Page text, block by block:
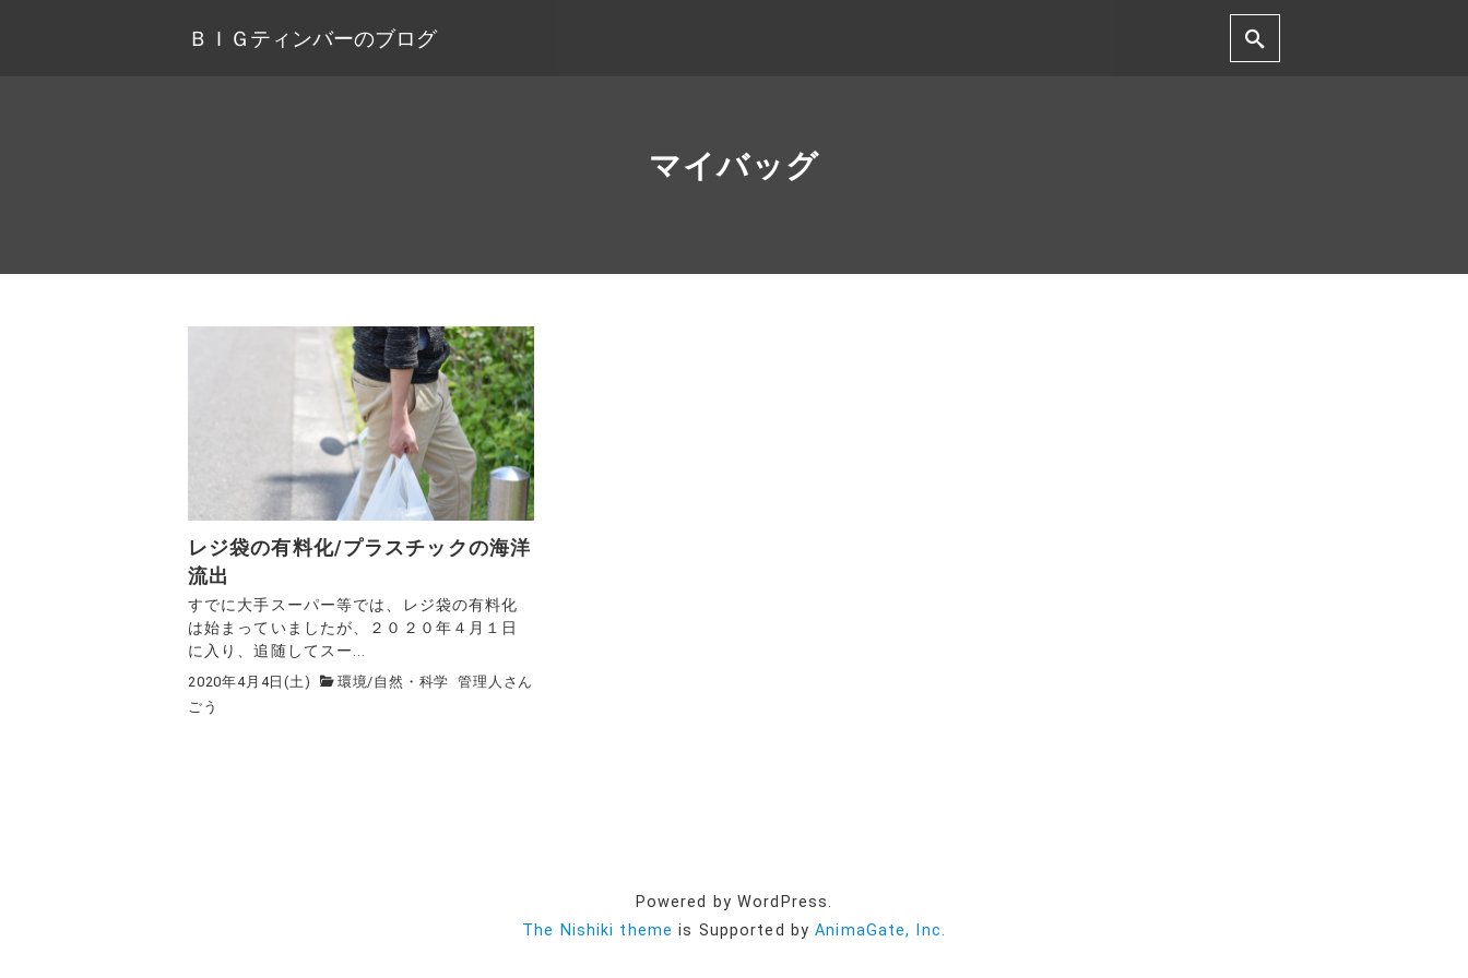
ＢＩＧティンバーのブログ
マイバッグ
レジ袋の有料化/プラスチックの海洋
流出
すでに大手スーパー等では、レジ袋の有料化
は始まっていましたが、２０２０年４月１日
に入り、追随してスー...
2020年4月4日(土) 環境/自然・科学
管理人さん
ごう
Powered by WordPress.
The Nishiki theme is Supported byAnimaGate, Inc.